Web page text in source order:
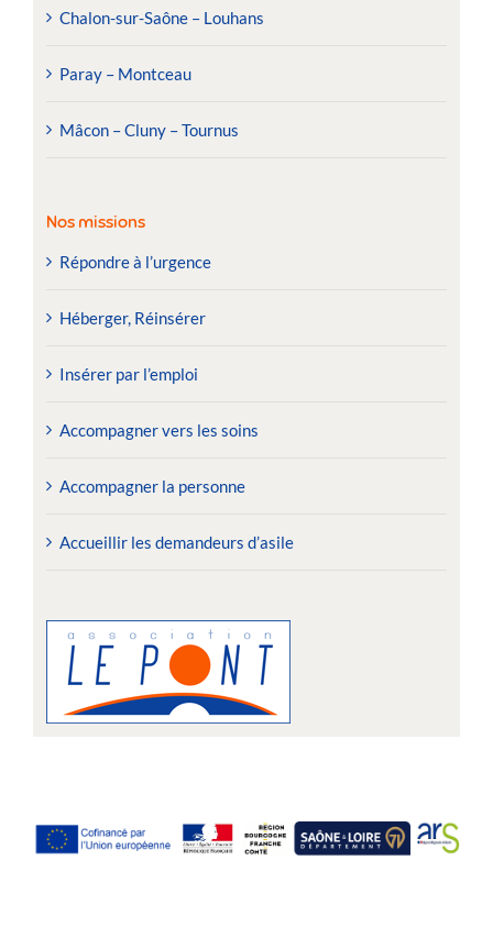
Chalon-sur-Saône – Louhans
Paray – Montceau
Mâcon – Cluny – Tournus
Nos missions
Répondre à l’urgence
Héberger, Réinsérer
Insérer par l’emploi
Accompagner vers les soins
Accompagner la personne
Accueillir les demandeurs d’asile